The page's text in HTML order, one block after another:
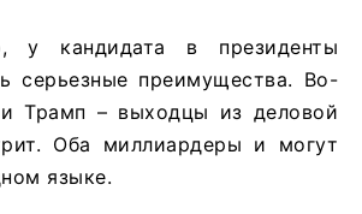
у кандидата в президенты
серьезные преимущества. Во-
Трамп – выходцы из деловой
Оба миллиардеры и могут
языке.